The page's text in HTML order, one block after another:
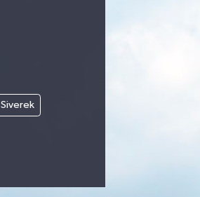
Siverek